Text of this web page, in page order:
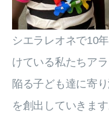
シエラレオネで10
けている私たちア
陥る子ども達に寄
を創出していきま